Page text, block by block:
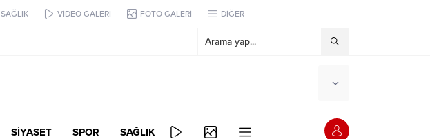
SAĞLIK VİDEO GALERİ FOTO GALERİ DİĞER
SİYASET SPOR SAĞLIK